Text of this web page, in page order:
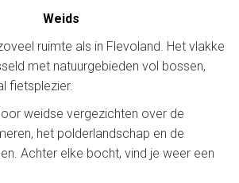
Weids
ruimte als in Flevoland. Het vlakke
met natuurgebieden vol bossen,
fietsplezier.
weidse vergezichten over de
het polderlandschap en de
Achter elke bocht, vind je weer een